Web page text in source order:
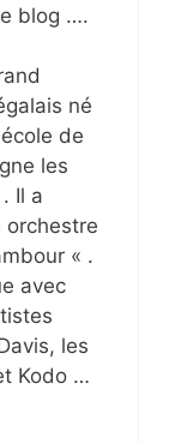
blog ….
né
de
les
Il a
orchestre
« .
avec
les
Kodo …